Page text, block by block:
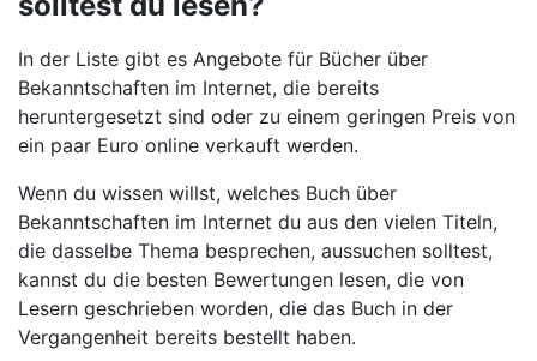
In der Liste gibt es Angebote für Bücher über
Bekanntschaften im Internet, die bereits
heruntergesetzt sind oder zu einem geringen Preis von
ein paar Euro online verkauft werden.
Wenn du wissen willst, welches Buch über
Bekanntschaften im Internet du aus den vielen Titeln,
die dasselbe Thema besprechen, aussuchen solltest,
kannst du die besten Bewertungen lesen, die von
Lesern geschrieben worden, die das Buch in der
Vergangenheit bereits bestellt haben.